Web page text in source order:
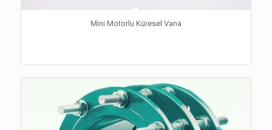
Mini Motorlu Küresel Vana